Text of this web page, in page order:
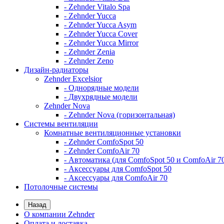
- Zehnder Vitalo Spa
- Zehnder Yucca
- Zehnder Yucca Asym
- Zehnder Yucca Cover
- Zehnder Yucca Mirror
- Zehnder Zenia
- Zehnder Zeno
Дизайн-радиаторы
Zehnder Excelsior
- Однорядные модели
- Двухрядные модели
Zehnder Nova
- Zehnder Nova (горизонтальная)
Системы вентиляции
Комнатные вентиляционные установки
- Zehnder ComfoSpot 50
- Zehnder ComfoAir 70
- Автоматика (для ComfoSpot 50 и ComfoAir
- Аксессуары для ComfoSpot 50
- Аксессуары для ComfoAir 70
Потолочные системы
Назад
О компании Zehnder